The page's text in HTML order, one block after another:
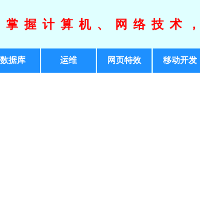
掌握计算机、网络技术
数据库 运维 网页特效 移动开发